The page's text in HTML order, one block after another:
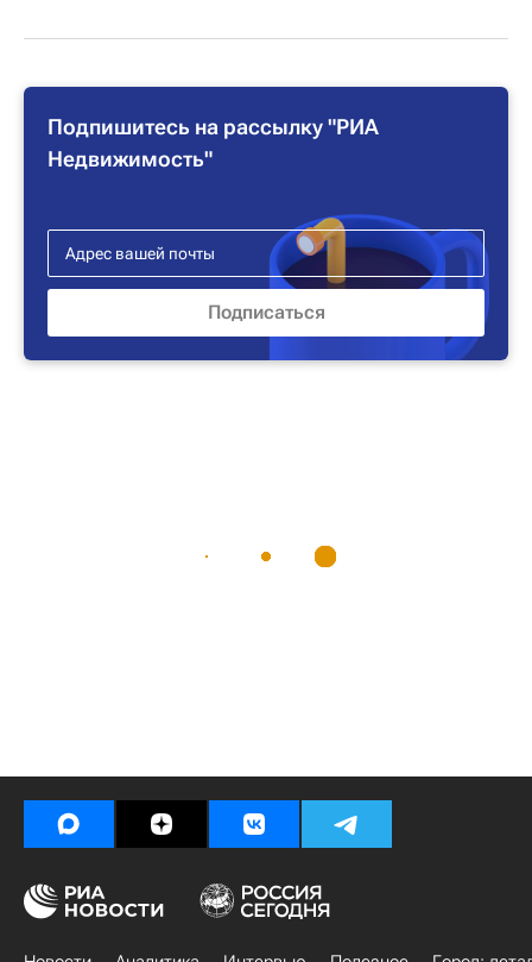
Подпишитесь на рассылку "РИА
Недвижимость"